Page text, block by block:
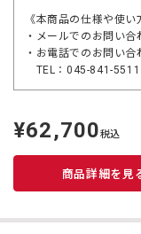
《本商品の仕様や使
・メールでのお問い合
・お電話でのお問い合
TEL：045-841-5511
定
価
¥62,700税込
商品詳細を見